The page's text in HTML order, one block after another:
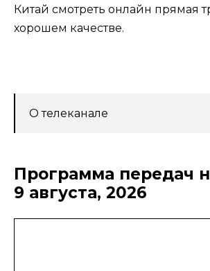
Китай смотреть онлайн прямая
хорошем качестве.
О телеканале
Программа передач
9 августа, 2026